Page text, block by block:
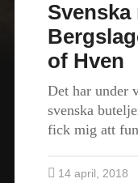
Svenska
of Hven
Det har under
svenska
fick mig att
14 april, 2018